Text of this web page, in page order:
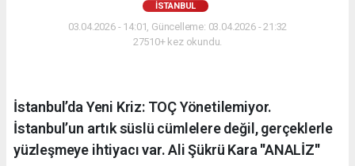
İSTANBUL
03.04.2026 - 14:01, Güncelleme: 03.04.2026 - 21:32
27510+ kez okundu.
İstanbul’da Yeni Kriz: TOÇ Yönetilemiyor.
İstanbul’un artık süslü cümlelere değil, gerçeklerle
yüzleşmeye ihtiyacı var. Ali Şükrü Kara ''ANALİZ''